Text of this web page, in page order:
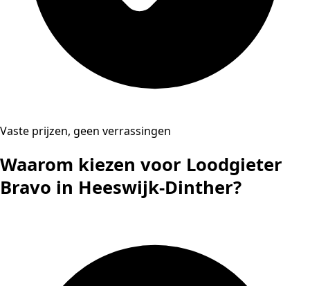
Vaste prijzen, geen verrassingen
Waarom kiezen voor Loodgieter
Bravo in Heeswijk-Dinther?